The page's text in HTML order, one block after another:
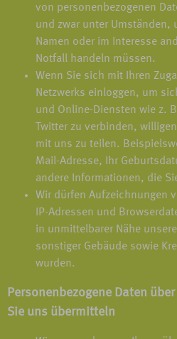
von personenbezogenen
und zwar unter Umständen,
Namen oder im Interesse
Notfall handeln müssen.
Wenn Sie sich mit Ihren
Netzwerks einloggen, um
und Online-Diensten wie z.
Twitter zu verbinden,
mit uns zu teilen.
Mail-Adresse, Ihr
andere Informationen, die
Wir dürfen Aufzeichnungen
IP-Adressen und
in unmittelbarer Nähe
sonstiger Gebäude sowie
wurden.
Personenbezogene Daten
Sie uns übermitteln